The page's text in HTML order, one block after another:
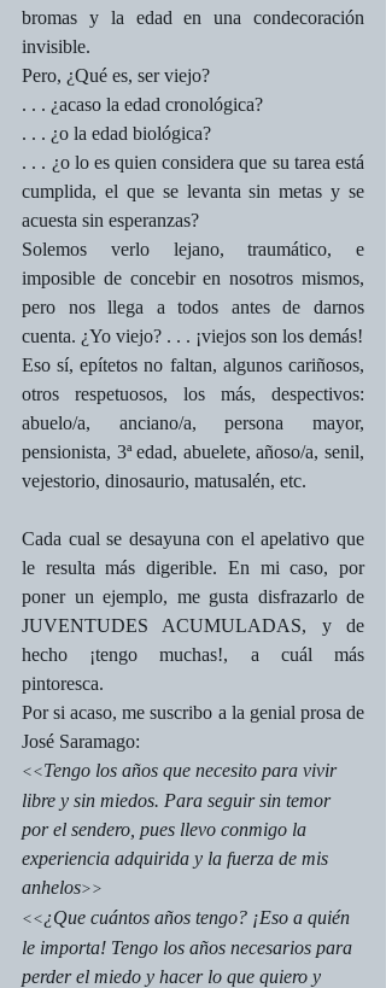
bromas y la edad en una condecoración
invisible.
Pero, ¿Qué es, ser viejo?
. . . ¿acaso la edad cronológica?
. . . ¿o la edad biológica?
. . . ¿o lo es quien considera que su tarea está
cumplida, el que se levanta sin metas y se
acuesta sin esperanzas?
Solemos verlo lejano, traumático, e
imposible de concebir en nosotros mismos,
pero nos llega a todos antes de darnos
cuenta. ¿Yo viejo? . . . ¡viejos son los demás!
Eso sí, epítetos no faltan, algunos cariñosos,
otros respetuosos, los más, despectivos:
abuelo/a, anciano/a, persona mayor,
pensionista, 3ª edad, abuelete, añoso/a, senil,
vejestorio, dinosaurio, matusalén, etc.
Cada cual se desayuna con el apelativo que
le resulta más digerible. En mi caso, por
poner un ejemplo, me gusta disfrazarlo de
JUVENTUDES ACUMULADAS, y de
hecho ¡tengo muchas!, a cuál más
pintoresca.
Por si acaso, me suscribo a la genial prosa de
José Saramago:
<<Tengo los años que necesito para vivir
libre y sin miedos. Para seguir sin temor
por el sendero, pues llevo conmigo la
experiencia adquirida y la fuerza de mis
anhelos>>
<<¿Que cuántos años tengo? ¡Eso a quién
le importa! Tengo los años necesarios para
perder el miedo y hacer lo que quiero y